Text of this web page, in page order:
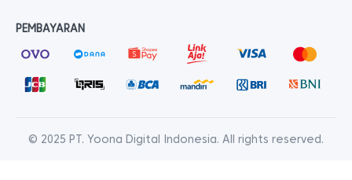
PEMBAYARAN
© 2025 PT. Yoona Digital Indonesia. All rights reserved.